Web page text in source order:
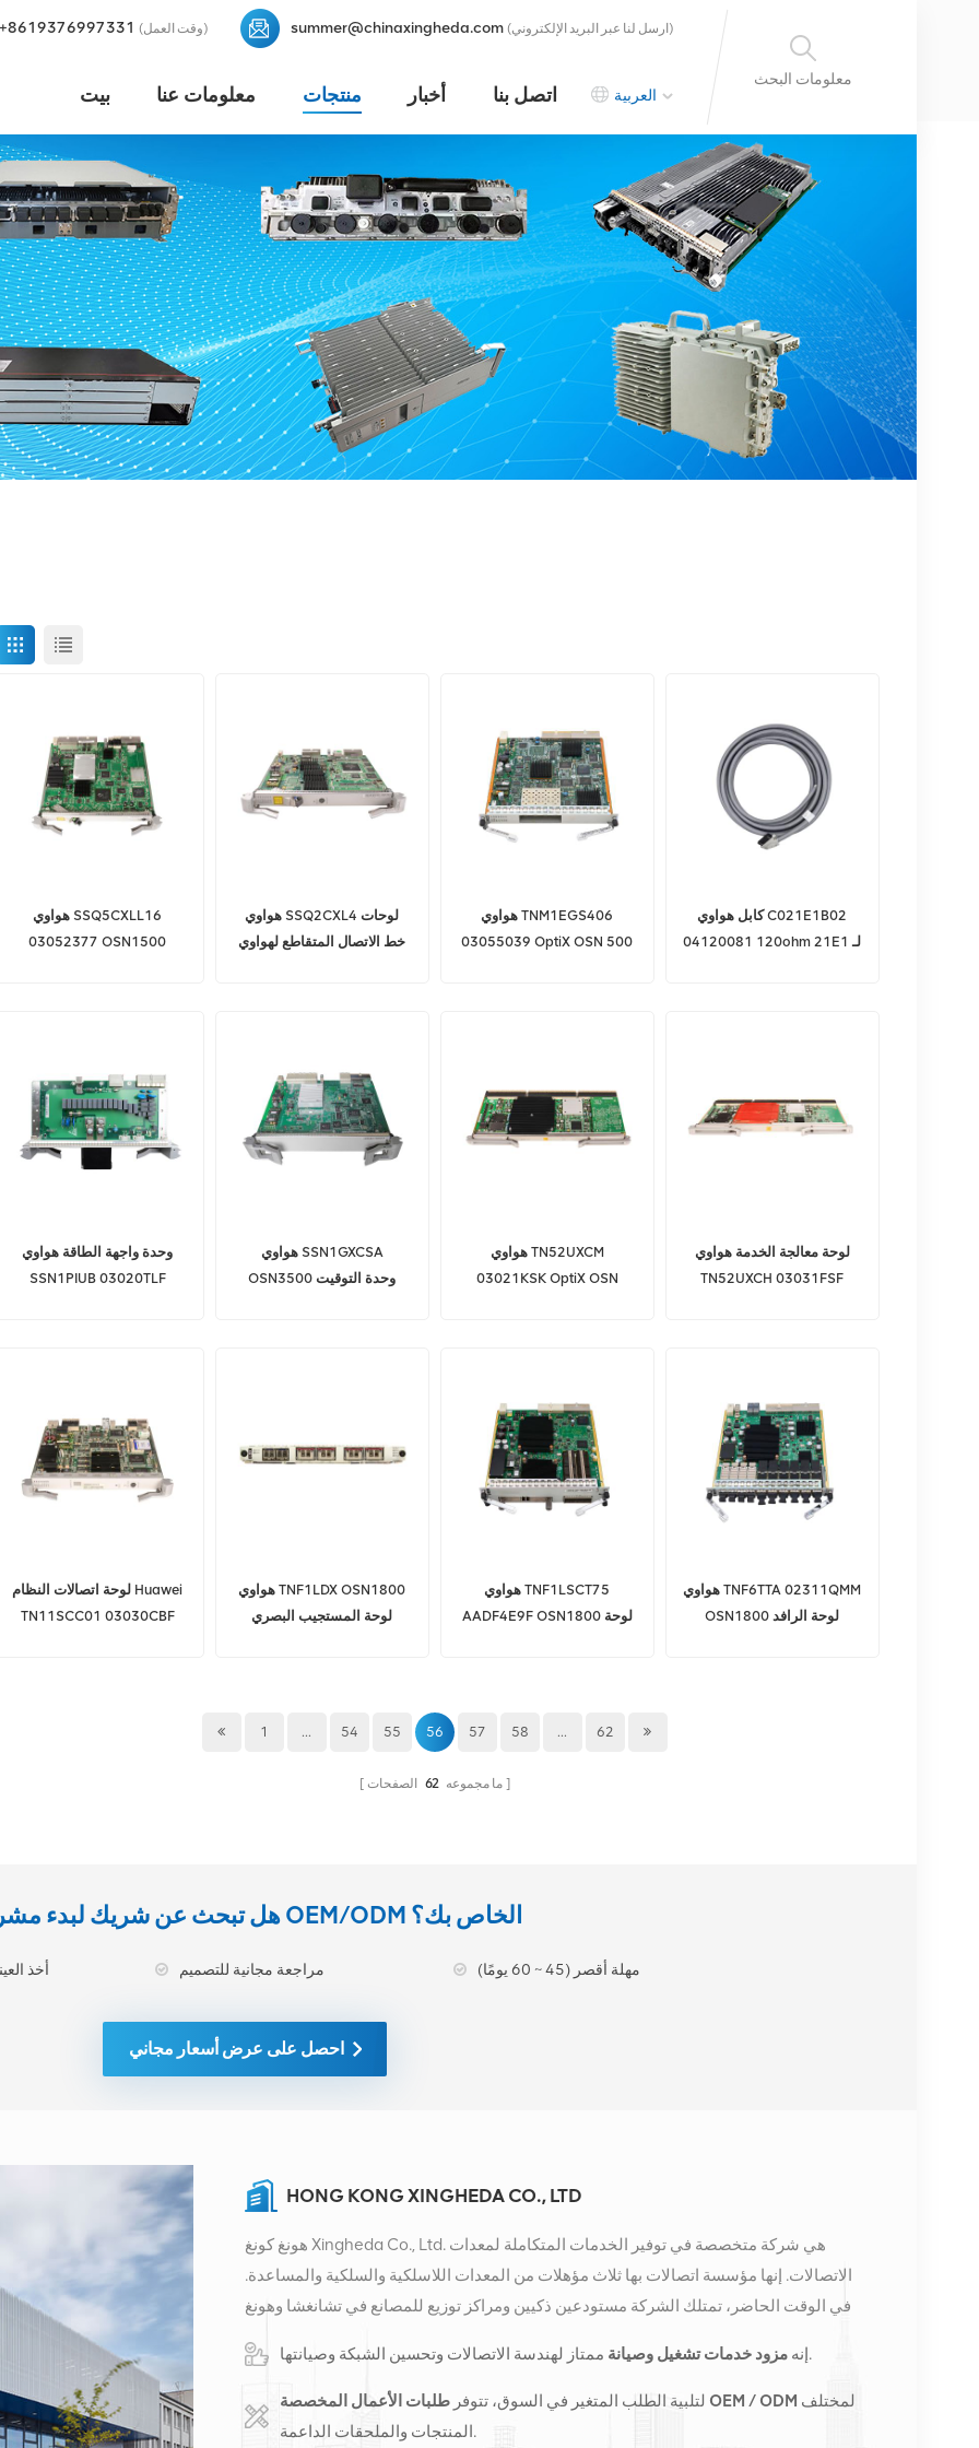
معلومات البحث
+8619376997331 (وقت العمل) summer@chinaxingheda.com (ارسل لنا عبر البريد الإلكتروني)
بيت معلومات عنا منتجات أخبار اتصل بنا العربية
هواوي SSQ5CXLL16
03052377 OSN1500
هواوي SSQ2CXL4 لوحات
خط الاتصال المتقاطع لهواوي
هواوي TNM1EGS406
03055039 OptiX OSN 500
كابل هواوي C021E1B02
04120081 120ohm 21E1 لـ
وحدة واجهة الطاقة هواوي
SSN1PIUB 03020TLF
هواوي SSN1GXCSA
OSN3500 وحدة التوقيت
هواوي TN52UXCM
03021KSK OptiX OSN
لوحة معالجة الخدمة هواوي
TN52UXCH 03031FSF
لوحة اتصالات النظام Huawei
TN11SCC01 03030CBF
هواوي TNF1LDX OSN1800
لوحة المستجيب البصري
هواوي TNF1LSCT75
AADF4E9F OSN1800 لوحة
هواوي TNF6TTA 02311QMM
OSN1800 لوحة الرافد
1 ... 54 55 56 57 58 ... 62
ما مجموعه 62 الصفحات
هل تبحث عن شريك لبدء مشروع OEM/ODM الخاص بك؟
أخذ مراجعة مجانية للتصميم مهلة أقصر (45 ~ 60 يومًا)
احصل على عرض أسعار مجاني
HONG KONG XINGHEDA CO., LTD
هونغ كونغ Xingheda Co., Ltd. هي شركة متخصصة في توفير الخدمات المتكاملة لمعدات
الاتصالات. إنها مؤسسة اتصالات بها ثلاث مؤهلات من المعدات اللاسلكية والسلكية والمساعدة.
في الوقت الحاضر، تمتلك الشركة مستودعين ذكيين ومراكز توزيع للمصانع في تشانغشا وهونغ
الصين، وننفذ أعمالًا دولية في جنوب شرق آسيا وأوروبا والولايات المتحدة وأفريقيا وروسيا، ونوفر
المحطات الأساسية ونزود مشغلي الاتصالات الرائدين إقليميًا بتحويل المعدات وخدمات الصيانة
الشاملة مثل النقل وإمدادات الطاقة والوحدات الضوئية، الكابلات والمحطات والمواد المساعدة
إنهمزود خدمات تشغيل وصيانة ممتاز لهندسة الاتصالات وتحسين الشبكة وصيانتها.
لتلبية الطلب المتغير في السوق، تتوفر طلبات الأعمال المخصصة OEM / ODM
المنتجات والملحقات الداعمة.